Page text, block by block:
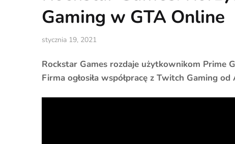
Gaming w GTA Online
stycznia 19, 2021
Rockstar Games rozdaje użytkownikom Prime
Firma ogłosiła współpracę z Twitch Gaming